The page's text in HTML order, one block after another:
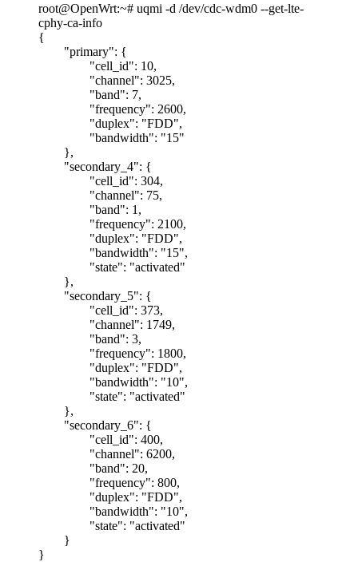
root@OpenWrt:~# uqmi -d /dev/cdc-wdm0 --get-lte-
cphy-ca-info
{
"primary": {
"cell_id": 10,
"channel": 3025,
"band": 7,
"frequency": 2600,
"duplex": "FDD",
"bandwidth": "15"
},
"secondary_4": {
"cell_id": 304,
"channel": 75,
"band": 1,
"frequency": 2100,
"duplex": "FDD",
"bandwidth": "15",
"state": "activated"
},
"secondary_5": {
"cell_id": 373,
"channel": 1749,
"band": 3,
"frequency": 1800,
"duplex": "FDD",
"bandwidth": "10",
"state": "activated"
},
"secondary_6": {
"cell_id": 400,
"channel": 6200,
"band": 20,
"frequency": 800,
"duplex": "FDD",
"bandwidth": "10",
"state": "activated"
}
}